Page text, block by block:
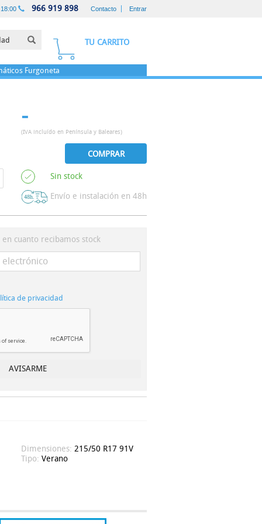
966 919 898 Contacto Entrar
TU CARRITO
Furgoneta
-
(IVA incluído en Península y Baleares)
COMPRAR
Sin stock
Envío e instalación en 48h
cuanto recibamos stock
de privacidad
Dimensiones: 215/50 R17 91V
Tipo: Verano